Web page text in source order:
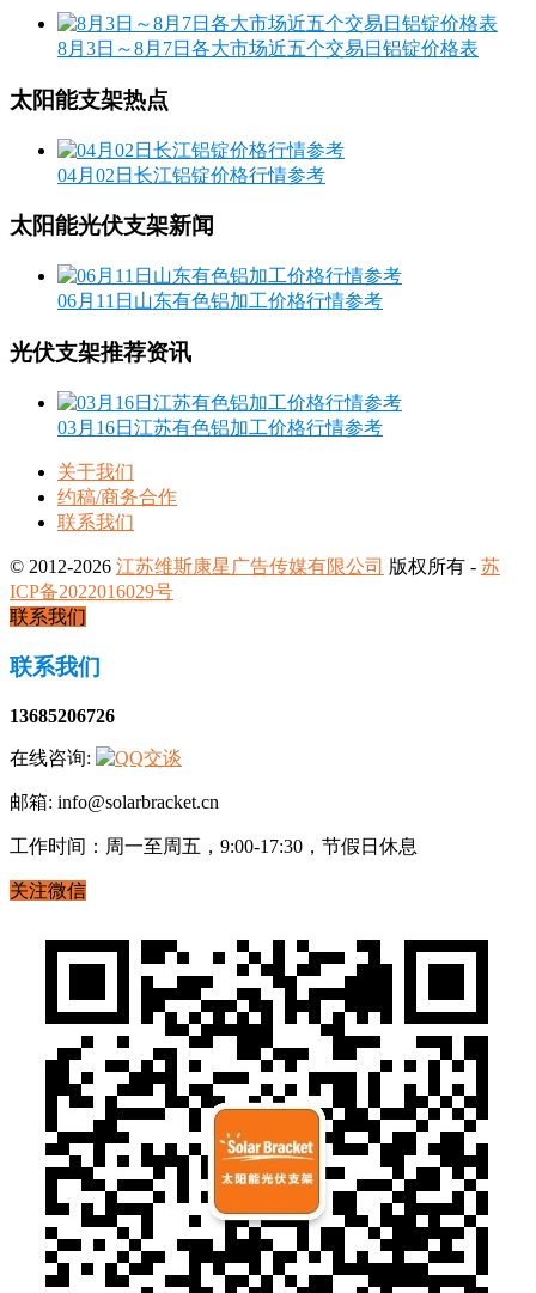
8月3日～8月7日各大市场近五个交易日铝锭价格表
太阳能支架热点
04月02日长江铝锭价格行情参考
太阳能光伏支架新闻
06月11日山东有色铝加工价格行情参考
光伏支架推荐资讯
03月16日江苏有色铝加工价格行情参考
关于我们
约稿/商务合作
联系我们
© 2012-2026 江苏维斯康星广告传媒有限公司 版权所有 - 苏
ICP备2022016029号
联系我们
联系我们
13685206726
在线咨询:
邮箱: info@solarbracket.cn
工作时间：周一至周五，9:00-17:30，节假日休息
关注微信